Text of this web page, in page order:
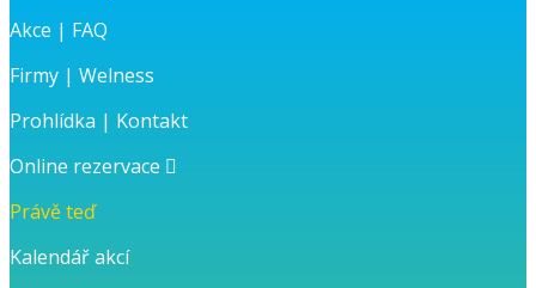
Akce | FAQ
Firmy | Welness
Prohlídka | Kontakt
Online rezervace
Právě teď
Kalendář akcí